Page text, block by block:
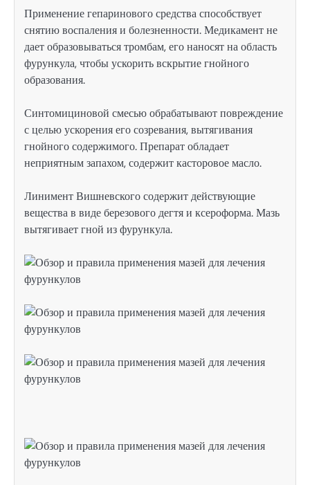
Применение гепаринового средства способствует
снятию воспаления и болезненности. Медикамент не
дает образовываться тромбам, его наносят на область
фурункула, чтобы ускорить вскрытие гнойного
образования.
Синтомициновой смесью обрабатывают повреждение
с целью ускорения его созревания, вытягивания
гнойного содержимого. Препарат обладает
неприятным запахом, содержит касторовое масло.
Линимент Вишневского содержит действующие
вещества в виде березового дегтя и ксероформа. Мазь
вытягивает гной из фурункула.